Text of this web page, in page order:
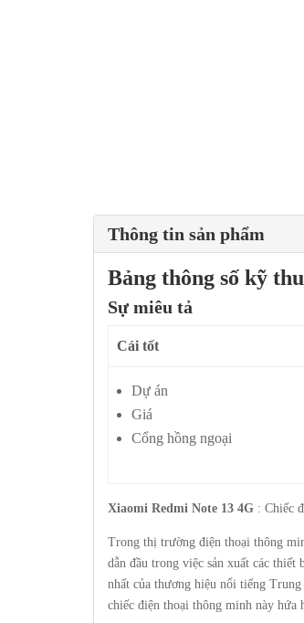
Thông tin sản phẩm
Bảng thông số kỹ
Sự miêu tả
Cái tốt
Dự án
Giá
Cổng hồng ngoại
Xiaomi Redmi Note 13 4G : Chiếc
Trong thị trường điện thoại thông
dẫn đầu trong việc sản xuất các
nhất của thương hiệu nổi tiếng Trung
chiếc điện thoại thông minh này hứa